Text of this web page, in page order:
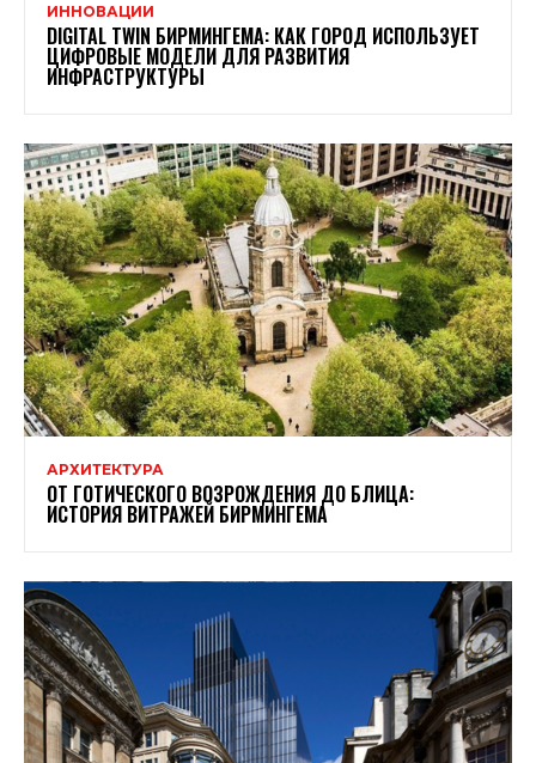
ИННОВАЦИИ
DIGITAL TWIN БИРМИНГЕМА: КАК ГОРОД ИСПОЛЬЗУЕТ
ЦИФРОВЫЕ МОДЕЛИ ДЛЯ РАЗВИТИЯ
ИНФРАСТРУКТУРЫ
АРХИТЕКТУРА
ОТ ГОТИЧЕСКОГО ВОЗРОЖДЕНИЯ ДО БЛИЦА:
ИСТОРИЯ ВИТРАЖЕЙ БИРМИНГЕМА